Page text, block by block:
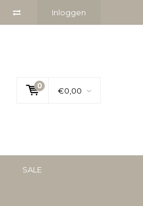
Inloggen
0
€0,00
SALE